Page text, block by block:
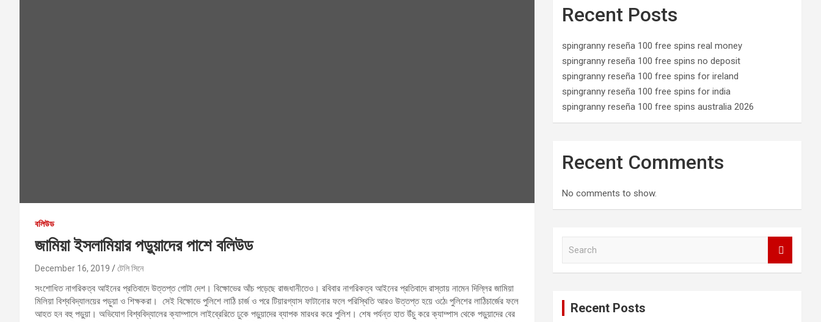
বলিউড
জামিয়া ইসলামিয়ার পড়ুয়াদের পাশে বলিউড
December 16, 2019 টেলি সিনে
সংশোধিত নাগরিকত্ব আইনের প্রতিবাদে উত্তপ্ত গোটা দেশ। বিক্ষোভের আঁচ পড়েছে রাজধানীতেও। রবিবার নাগরিকত্ব আইনের প্রতিবাদে রাস্তায় নামেন দিল্লির জামিয়া
মিলিয়া বিশ্ববিদ্যালয়ের পড়ুয়া ও শিক্ষকরা। সেই বিক্ষোভে পুলিশে লাঠি চার্জ ও পরে টিয়ারগ্যাস ফাটানোর ফলে পরিস্থিতি আরও উত্তপ্ত হয়ে ওঠে৷ পুলিশের লাঠিচার্জের ফলে
আহত হন বহু পড়ুয়া। অভিযোগ বিশ্ববিদ্যালের ক্যাম্পাসে লাইব্রেরিতে ঢুকে পড়ুয়াদের ব্যাপক মারধর করে পুলিশ। শেষ পর্যন্ত হাত উঁচু করে ক্যাম্পাস থেকে পড়ুয়াদের বের
Recent Posts
spingranny reseña 100 free spins real money
spingranny reseña 100 free spins no deposit
spingranny reseña 100 free spins for ireland
spingranny reseña 100 free spins for india
spingranny reseña 100 free spins australia 2026
Recent Comments
No comments to show.
Recent Posts